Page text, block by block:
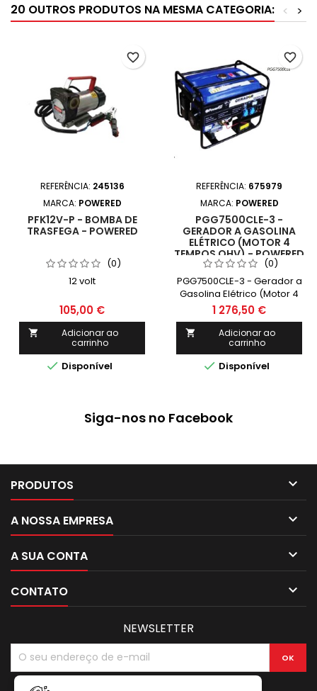
20 OUTROS PRODUTOS NA MESMA CATEGORIA: >
<
REFERÊNCIA: 245136
MARCA: POWERED
PFK12V-P - BOMBA DE
TRASFEGA - POWERED
(0)
12 volt
105,00 €

Adicionar ao
carrinho
 Disponível
favorite_border
REFERÊNCIA: 675979
MARCA: POWERED
PGG7500CLE-3 -
GERADOR A GASOLINA
ELÉTRICO (MOTOR 4
TEMPOS OHV) - POWERED
(0)
PGG7500CLE-3 - Gerador a
Gasolina Elétrico (Motor 4
Tempos OHV) - POWERED
1 276,50 €

Adicionar ao
carrinho
 Disponível
favorite_border
Siga-nos no Facebook
PRODUTOS 
A NOSSA EMPRESA 
A SUA CONTA 
CONTATO 
NEWSLETTER